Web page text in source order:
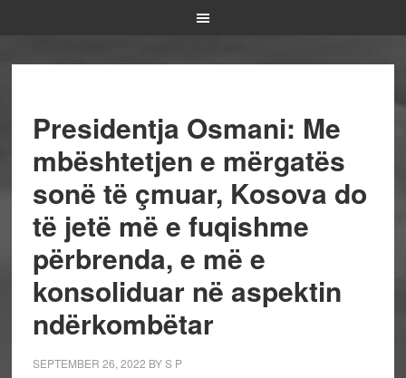
Presidentja Osmani: Me
mbështetjen e mërgatës
sonë të çmuar, Kosova do
të jetë më e fuqishme
përbrenda, e më e
konsoliduar në aspektin
ndërkombëtar
SEPTEMBER 26, 2022 BYS P